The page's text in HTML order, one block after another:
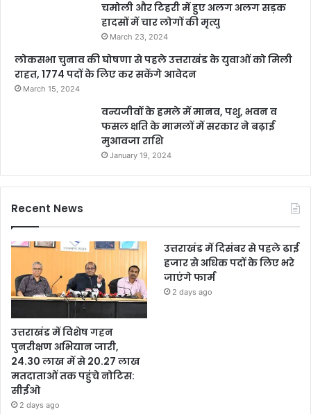
चमोली और टिहरी में हुए अलग अलग सड़क
हादसों में चार लोगों की मृत्यु
March 23, 2024
लोकसभा चुनाव की घोषणा से पहले उत्तराखंड के युवाओं को मिली
राहत, 1774 पदों के लिए कर सकेंगे आवेदन
March 15, 2024
वन्यजीवों के हमले में मानव, पशु, भवन व
फसल क्षति के मामलों में सरकार ने बढ़ाई
मुआवजा राशि
January 19, 2024
Recent News
उत्तराखंड में विशेष गहन
पुनरीक्षण अभियान जारी,
24.30 लाख में से 20.27 लाख
मतदाताओं तक पहुंचे नोटिस:
सीईओ
2 days ago
उत्तराखंड में दिसंबर से पहले ढाई
हजार से अधिक पदों के लिए भरे
जाएंगे फार्म
2 days ago